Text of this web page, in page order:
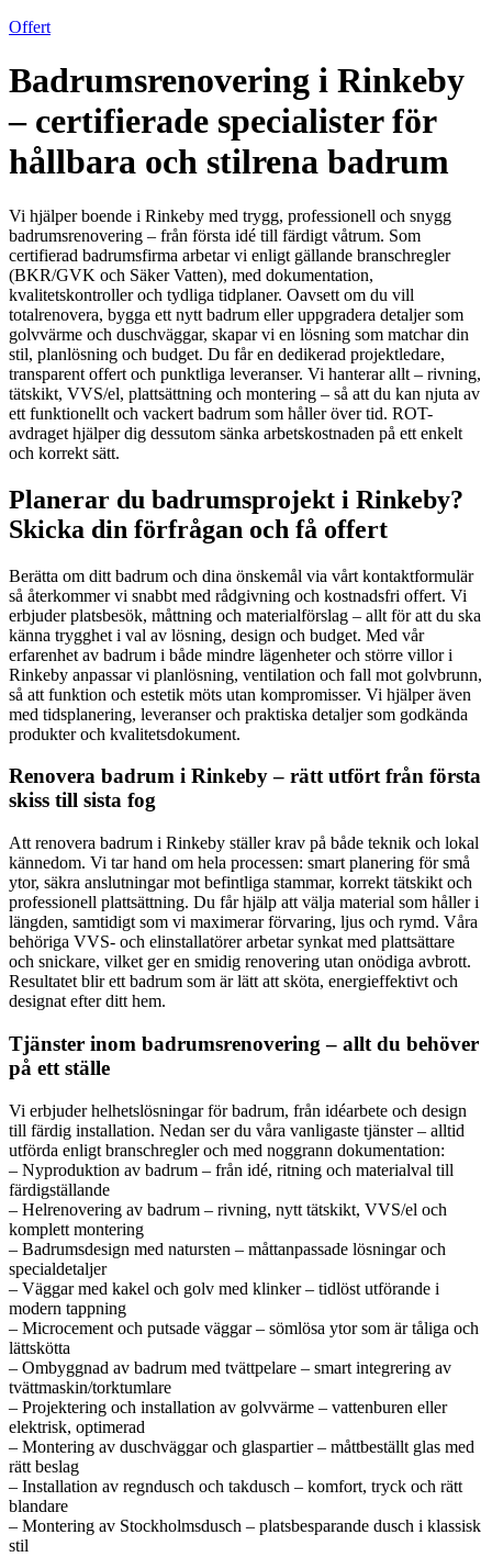
Offert
Badrumsrenovering i Rinkeby
– certifierade specialister för
hållbara och stilrena badrum
Vi hjälper boende i Rinkeby med trygg, professionell och snygg
badrumsrenovering – från första idé till färdigt våtrum. Som
certifierad badrumsfirma arbetar vi enligt gällande branschregler
(BKR/GVK och Säker Vatten), med dokumentation,
kvalitetskontroller och tydliga tidplaner. Oavsett om du vill
totalrenovera, bygga ett nytt badrum eller uppgradera detaljer som
golvvärme och duschväggar, skapar vi en lösning som matchar din
stil, planlösning och budget. Du får en dedikerad projektledare,
transparent offert och punktliga leveranser. Vi hanterar allt – rivning,
tätskikt, VVS/el, plattsättning och montering – så att du kan njuta av
ett funktionellt och vackert badrum som håller över tid. ROT-
avdraget hjälper dig dessutom sänka arbetskostnaden på ett enkelt
och korrekt sätt.
Planerar du badrumsprojekt i Rinkeby?
Skicka din förfrågan och få offert
Berätta om ditt badrum och dina önskemål via vårt kontaktformulär
så återkommer vi snabbt med rådgivning och kostnadsfri offert. Vi
erbjuder platsbesök, måttning och materialförslag – allt för att du ska
känna trygghet i val av lösning, design och budget. Med vår
erfarenhet av badrum i både mindre lägenheter och större villor i
Rinkeby anpassar vi planlösning, ventilation och fall mot golvbrunn,
så att funktion och estetik möts utan kompromisser. Vi hjälper även
med tidsplanering, leveranser och praktiska detaljer som godkända
produkter och kvalitetsdokument.
Renovera badrum i Rinkeby – rätt utfört från första
skiss till sista fog
Att renovera badrum i Rinkeby ställer krav på både teknik och lokal
kännedom. Vi tar hand om hela processen: smart planering för små
ytor, säkra anslutningar mot befintliga stammar, korrekt tätskikt och
professionell plattsättning. Du får hjälp att välja material som håller i
längden, samtidigt som vi maximerar förvaring, ljus och rymd. Våra
behöriga VVS- och elinstallatörer arbetar synkat med plattsättare
och snickare, vilket ger en smidig renovering utan onödiga avbrott.
Resultatet blir ett badrum som är lätt att sköta, energieffektivt och
designat efter ditt hem.
Tjänster inom badrumsrenovering – allt du behöver
på ett ställe
Vi erbjuder helhetslösningar för badrum, från idéarbete och design
till färdig installation. Nedan ser du våra vanligaste tjänster – alltid
utförda enligt branschregler och med noggrann dokumentation:
– Nyproduktion av badrum – från idé, ritning och materialval till
färdigställande
– Helrenovering av badrum – rivning, nytt tätskikt, VVS/el och
komplett montering
– Badrumsdesign med natursten – måttanpassade lösningar och
specialdetaljer
– Väggar med kakel och golv med klinker – tidlöst utförande i
modern tappning
– Microcement och putsade väggar – sömlösa ytor som är tåliga och
lättskötta
– Ombyggnad av badrum med tvättpelare – smart integrering av
tvättmaskin/torktumlare
– Projektering och installation av golvvärme – vattenburen eller
elektrisk, optimerad
– Montering av duschväggar och glaspartier – måttbeställt glas med
rätt beslag
– Installation av regndusch och takdusch – komfort, tryck och rätt
blandare
– Montering av Stockholmsdusch – platsbesparande dusch i klassisk
stil